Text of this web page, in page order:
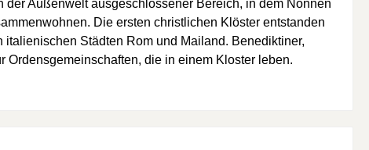
der Außenwelt ausgeschlossener Bereich, in dem Nonnen
Die ersten christlichen Klöster entstanden
Städten Rom und Mailand. Benediktiner,
die in einem Kloster leben.